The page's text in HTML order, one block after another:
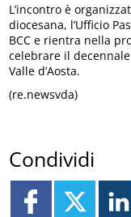
L’incontro è
diocesana, l’Ufficio
BCC e rientra nella
celebrare il
Valle d’Aosta.
(re.newsvda)
Condividi